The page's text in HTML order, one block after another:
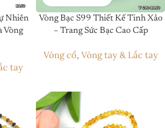
Nhiên
Vòng
tay
Vòng Bạc S99 Thiết Kế Tinh Xảo
– Trang Sức Bạc Cao Cấp
Vòng cổ, Vòng tay & Lắc tay